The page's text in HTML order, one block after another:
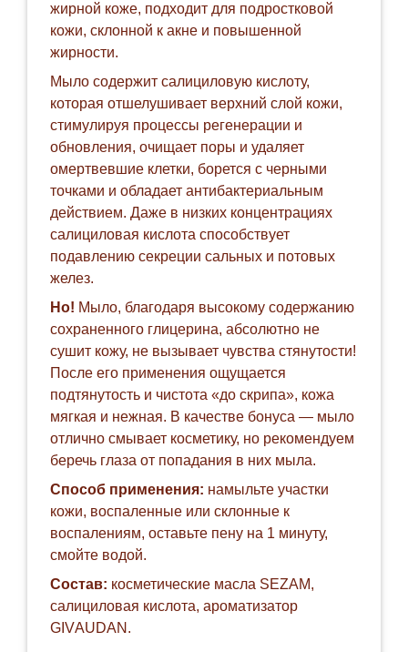
жирной коже, подходит для подростковой
кожи, склонной к акне и повышенной
жирности.
Мыло содержит салициловую кислоту,
которая отшелушивает верхний слой кожи,
стимулируя процессы регенерации и
обновления, очищает поры и удаляет
омертвевшие клетки, борется с черными
точками и обладает антибактериальным
действием. Даже в низких концентрациях
салициловая кислота способствует
подавлению секреции сальных и потовых
желез.
Но! Мыло, благодаря высокому содержанию
сохраненного глицерина, абсолютно не
сушит кожу, не вызывает чувства стянутости!
После его применения ощущается
подтянутость и чистота «до скрипа», кожа
мягкая и нежная. В качестве бонуса — мыло
отлично смывает косметику, но рекомендуем
беречь глаза от попадания в них мыла.
Способ применения: намыльте участки
кожи, воспаленные или склонные к
воспалениям, оставьте пену на 1 минуту,
смойте водой.
Состав: косметические масла SEZAM,
салициловая кислота, ароматизатор
GIVАUDAN.